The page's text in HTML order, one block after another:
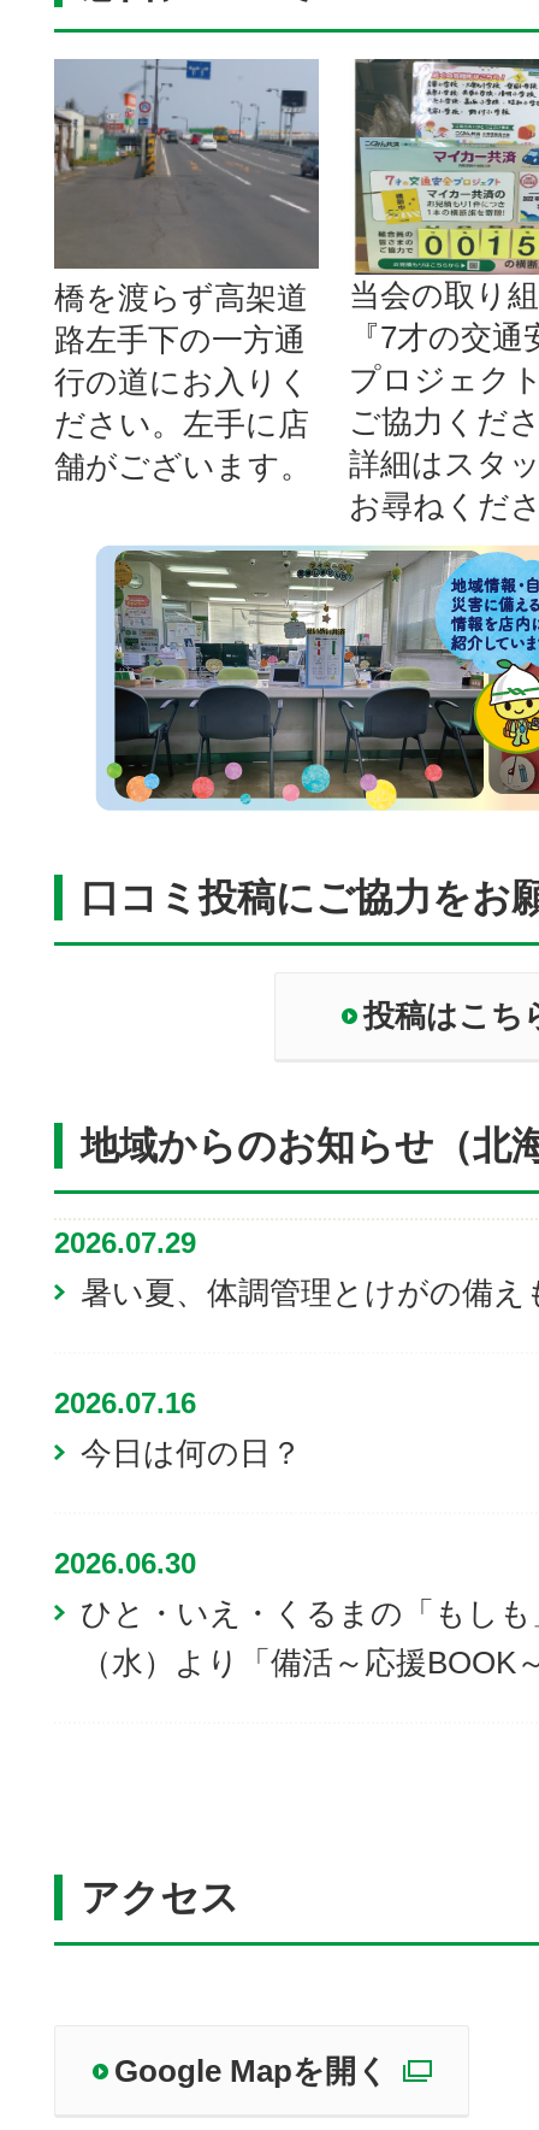
橋を渡らず高架道
路左手下の一方通
行の道にお入りく
ださい。左手に店
舗がございます。
当会の取り
『7才の交通
プロジェク
ご協力くだ
詳細はスタ
お尋ねくだ
口コミ投稿にご協力をお
投稿はこち
地域からのお知らせ（北
2026.07.29
暑い夏、体調管理とけがの備え
2026.07.16
今日は何の日？
2026.06.30
ひと・いえ・くるまの「もし
（水）より「備活～応援
アクセス
Google Mapを開く